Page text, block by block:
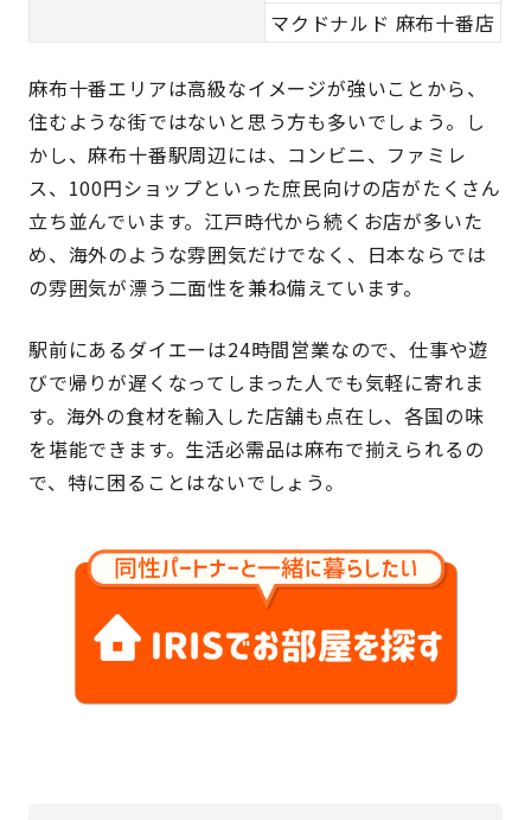
マクドナルド 麻布十番店
麻布十番エリアは高級なイメージが強いことから、
住むような街ではないと思う方も多いでしょう。し
かし、麻布十番駅周辺には、コンビニ、ファミレ
ス、100円ショップといった庶民向けの店がたくさん
立ち並んでいます。江戸時代から続くお店が多いた
め、海外のような雰囲気だけでなく、日本ならでは
の雰囲気が漂う二面性を兼ね備えています。
駅前にあるダイエーは24時間営業なので、仕事や遊
びで帰りが遅くなってしまった人でも気軽に寄れま
す。海外の食材を輸入した店舗も点在し、各国の味
を堪能できます。生活必需品は麻布で揃えられるの
で、特に困ることはないでしょう。